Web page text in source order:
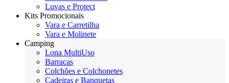
Luvas e Protect
Kits Promocionais
Vara e Carretilha
Vara e Molinete
Camping
Lona MultiUso
Barracas
Colchões e Colchonetes
Cadeiras e Banquetas